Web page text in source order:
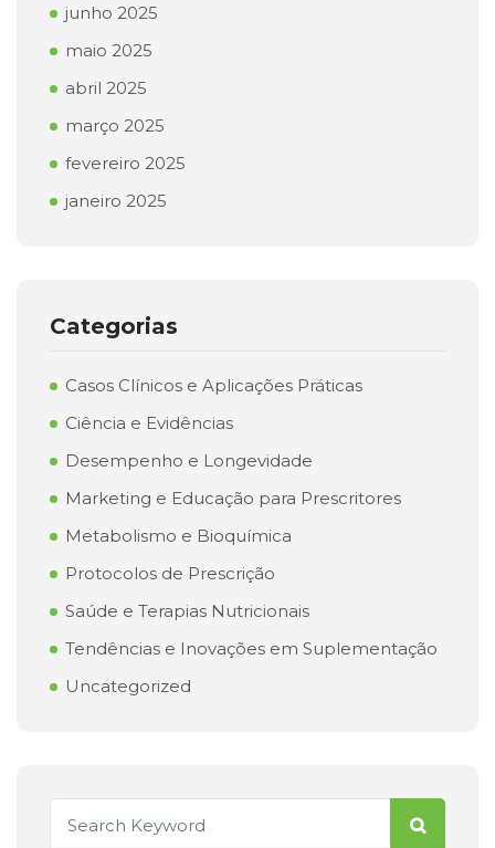
junho 2025
maio 2025
abril 2025
março 2025
fevereiro 2025
janeiro 2025
Categorias
Casos Clínicos e Aplicações Práticas
Ciência e Evidências
Desempenho e Longevidade
Marketing e Educação para Prescritores
Metabolismo e Bioquímica
Protocolos de Prescrição
Saúde e Terapias Nutricionais
Tendências e Inovações em Suplementação
Uncategorized